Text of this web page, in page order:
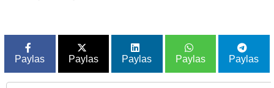
Paylas Paylas Paylas Paylas Paylas